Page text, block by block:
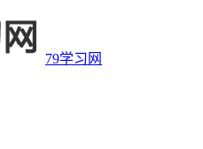
79学习网